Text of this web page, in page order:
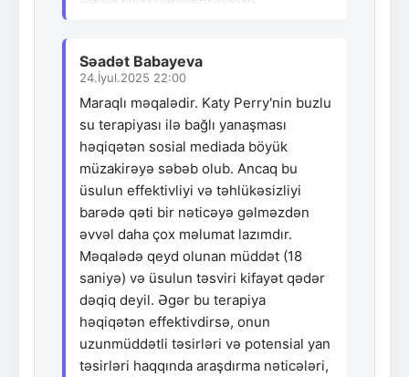
Səadət Babayeva
24.İyul.2025 22:00
Maraqlı məqalədir. Katy Perry'nin buzlu
su terapiyası ilə bağlı yanaşması
həqiqətən sosial mediada böyük
müzakirəyə səbəb olub. Ancaq bu
üsulun effektivliyi və təhlükəsizliyi
barədə qəti bir nəticəyə gəlməzdən
əvvəl daha çox məlumat lazımdır.
Məqalədə qeyd olunan müddət (18
saniyə) və üsulun təsviri kifayət qədər
dəqiq deyil. Əgər bu terapiya
həqiqətən effektivdirsə, onun
uzunmüddətli təsirləri və potensial yan
təsirləri haqqında araşdırma nəticələri,